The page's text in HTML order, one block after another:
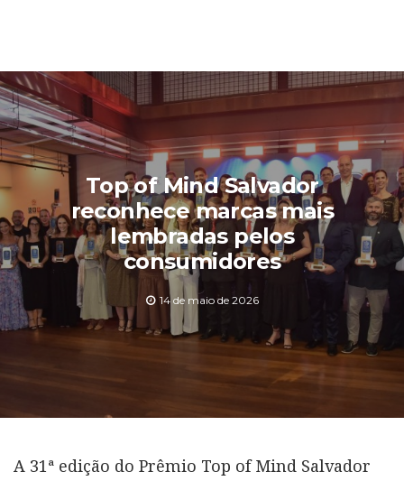
Top of Mind Salvador
reconhece marcas mais
lembradas pelos
consumidores
14 de maio de 2026
A 31ª edição do Prêmio Top of Mind Salvador